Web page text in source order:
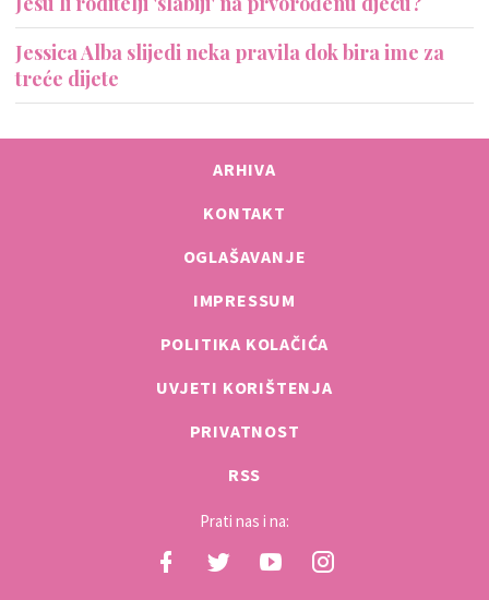
Jessica Alba slijedi neka pravila dok bira ime za
treće dijete
ARHIVA
KONTAKT
OGLAŠAVANJE
IMPRESSUM
POLITIKA KOLAČIĆA
UVJETI KORIŠTENJA
PRIVATNOST
RSS
Prati nas i na: